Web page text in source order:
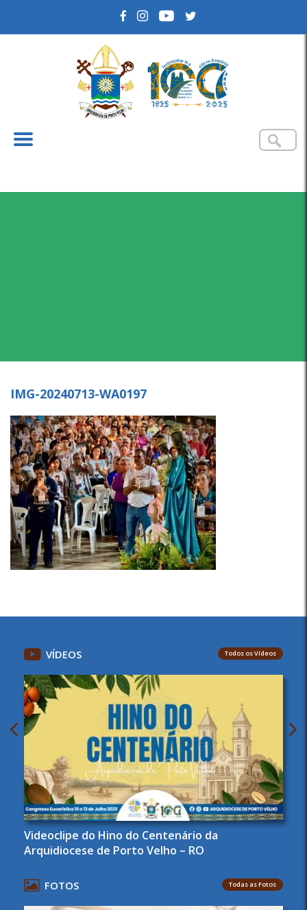
IMG-20240713-WA0197
VÍDEOS Todos os Vídeos
Videoclipe do Hino do Centenário da
Arquidiocese de Porto Velho – RO
FOTOS Todas as Fotos